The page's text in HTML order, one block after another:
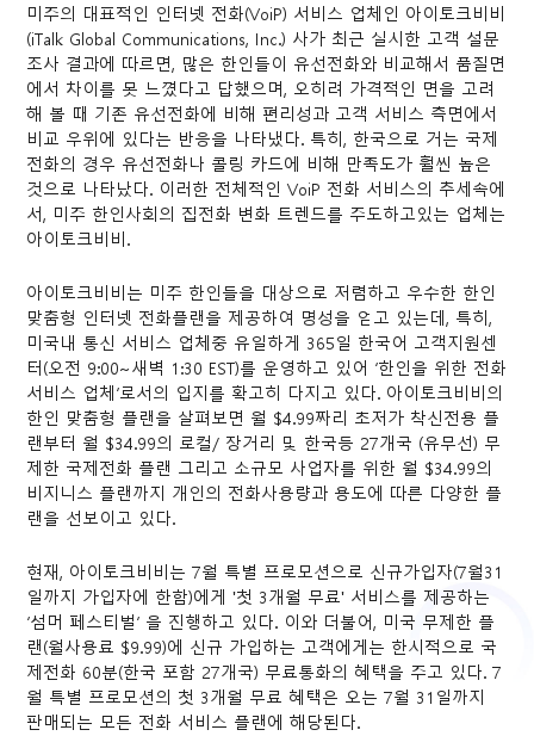
미주의 대표적인 인터넷 전화(VoiP) 서비스 업체인 아이토크비비
(iTalk Global Communications, Inc.) 사가 최근 실시한 고객 설문
조사 결과에 따르면, 많은 한인들이 유선전화와 비교해서 품질면
에서 차이를 못 느꼈다고 답했으며, 오히려 가격적인 면을 고려
해 볼 때 기존 유선전화에 비해 편리성과 고객 서비스 측면에서
비교 우위에 있다는 반응을 나타냈다. 특히, 한국으로 거는 국제
전화의 경우 유선전화나 콜링 카드에 비해 만족도가 훨씬 높은
것으로 나타났다. 이러한 전체적인 VoiP 전화 서비스의 추세속에
서, 미주 한인사회의 집전화 변화 트렌드를 주도하고있는 업체는
아이토크비비.
아이토크비비는 미주 한인들을 대상으로 저렴하고 우수한 한인
맞춤형 인터넷 전화플랜을 제공하여 명성을 얻고 있는데, 특히,
미국내 통신 서비스 업체중 유일하게 365일 한국어 고객지원센
터(오전 9:00~새벽 1:30 EST)를 운영하고 있어 ‘한인을 위한 전화
서비스 업체’로서의 입지를 확고히 다지고 있다. 아이토크비비의
한인 맞춤형 플랜을 살펴보면 월 $4.99짜리 초저가 착신전용 플
랜부터 월 $34.99의 로컬/ 장거리 및 한국등 27개국 (유무선) 무
제한 국제전화 플랜 그리고 소규모 사업자를 위한 월 $34.99의
비지니스 플랜까지 개인의 전화사용량과 용도에 따른 다양한 플
랜을 선보이고 있다.
현재, 아이토크비비는 7월 특별 프로모션으로 신규가입자(7월31
일까지 가입자에 한함)에게 '첫 3개월 무료' 서비스를 제공하는
‘섬머 페스티벌’ 을 진행하고 있다. 이와 더불어, 미국 무제한 플
랜(월사용료 $9.99)에 신규 가입하는 고객에게는 한시적으로 국
제전화 60분(한국 포함 27개국) 무료통화의 혜택을 주고 있다. 7
월 특별 프로모션의 첫 3개월 무료 혜택은 오는 7월 31일까지
판매되는 모든 전화 서비스 플랜에 해당된다.